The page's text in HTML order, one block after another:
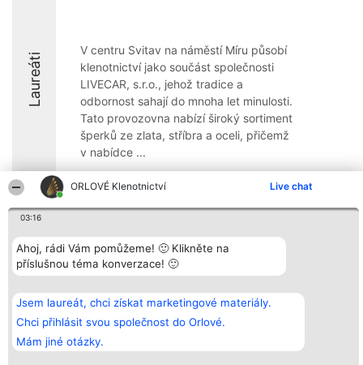
ORLOVÉ Klenotnictví Live chat
03:16
Ahoj, rádi Vám pomůžeme! 🙂 Klikněte na
příslušnou téma konverzace! 🙂
Jsem laureát, chci získat marketingové materiály.
Chci přihlásit svou společnost do Orlové.
Mám jiné otázky.
Laureáti
V centru Svitav na náměstí Míru působí
klenotnictví jako součást společnosti
LIVECAR, s.r.o., jehož tradice a
odbornost sahají do mnoha let minulosti.
Tato provozovna nabízí široký sortiment
šperků ze zlata, stříbra a oceli, přičemž
v nabídce ...
Organizátor hlasování
Bright Side Solutions sp. z o.
o. sp. k.
ul. Ruska 22
KRS 0000749100 | Regon
381313360 | NIP 8943132676
Plebiscyt
Vítězové
Seznam všech
laureátů
Pravidla
ochrany
Kontakt